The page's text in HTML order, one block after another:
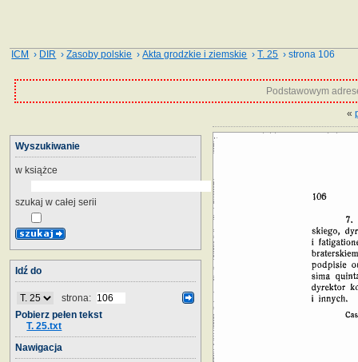
ICM › DIR ›Zasoby polskie ›Akta grodzkie i ziemskie ›T. 25 › strona 106
Podstawowym
«
Wyszukiwanie
w książce
szukaj w całej serii
Idź do
strona:
Pobierz pełen tekst
T. 25.txt
Nawigacja